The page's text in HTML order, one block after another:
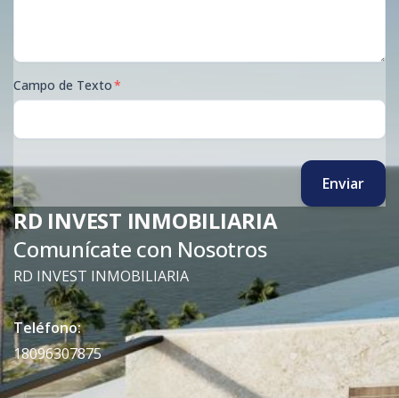
Campo de Texto*
Enviar
RD INVEST INMOBILIARIA
Comunícate con Nosotros
RD INVEST INMOBILIARIA
Teléfono:
18096307875